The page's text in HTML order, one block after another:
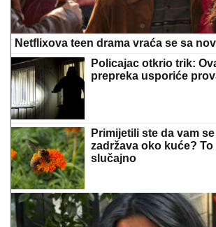
Netflixova teen drama vraća se sa
Policajac otkrio trik:
prepreka usporiće
Primijetili ste da vam
zadržava oko kuće?
slučajno